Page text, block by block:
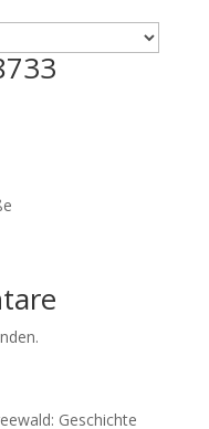
Geschichte